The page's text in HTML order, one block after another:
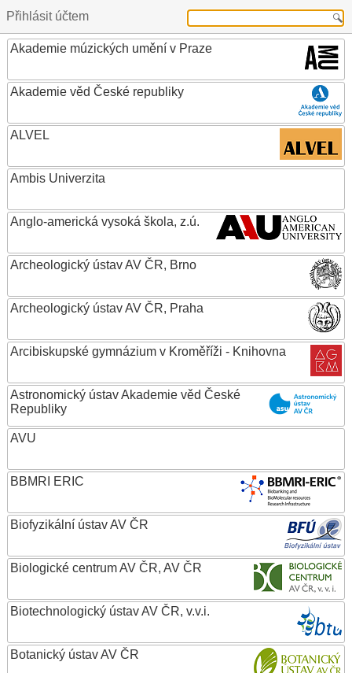
Přihlásit účtem
Akademie múzických umění v Praze
Akademie věd České republiky
ALVEL
Ambis Univerzita
Anglo-americká vysoká škola, z.ú.
Archeologický ústav AV ČR, Brno
Archeologický ústav AV ČR, Praha
Arcibiskupské gymnázium v Kroměříži - Knihovna
Astronomický ústav Akademie věd České
Republiky
AVU
BBMRI ERIC
Biofyzikální ústav AV ČR
Biologické centrum AV ČR, AV ČR
Biotechnologický ústav AV ČR, v.v.i.
Botanický ústav AV ČR